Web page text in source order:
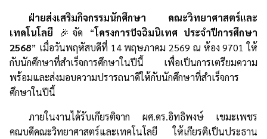
ฝ่ายส่งเสริมกิจกรรมนักศึกษา คณะวิทยาศาสตร์และ
เทคโนโลยี 🎉จัด “โครงการปัจฉิมนิเทศ ประจำปีการศึกษา
2568” เมื่อวันพฤหัสบดีที่ 14 พฤษภาคม 2569 ณ ห้อง 9701 ให้
กับนักศึกษาที่สำเร็จการศึกษาในปีนี้ เพื่อเป็นการเตรียมความ
พร้อมและส่งมอบความปรารถนาดีให้กับนักศึกษาที่สำเร็จการ
ศึกษาในปีนี้
ภายในงานได้รับเกียรติจาก ผศ.ดร.อิทธิพงษ์ เขมะเพชร
คณบดีคณะวิทยาศาสตร์และเทคโนโลยี ให้เกียรติเป็นประธาน